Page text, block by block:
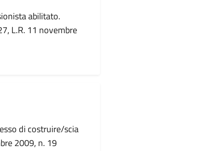
abilitato.
L.R. 11 novembre
di costruire/scia
2009, n. 19